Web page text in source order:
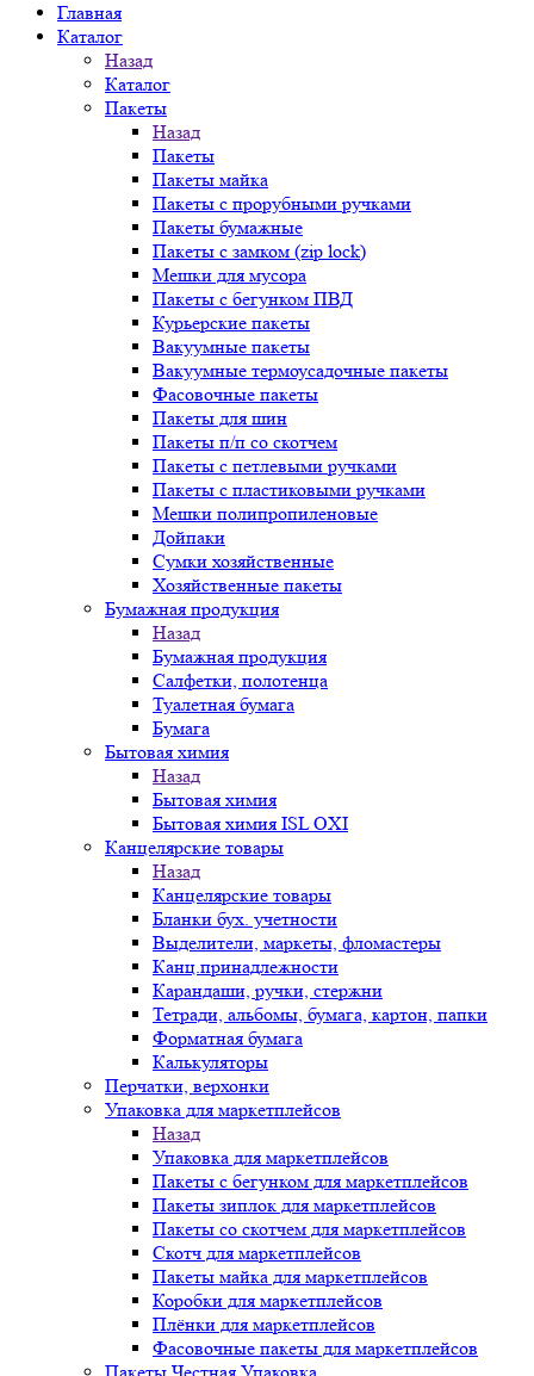
Главная
Каталог
Назад
Каталог
Пакеты
Назад
Пакеты
Пакеты майка
Пакеты с прорубными ручками
Пакеты бумажные
Пакеты с замком (zip lock)
Мешки для мусора
Пакеты с бегунком ПВД
Курьерские пакеты
Вакуумные пакеты
Вакуумные термоусадочные пакеты
Фасовочные пакеты
Пакеты для шин
Пакеты п/п со скотчем
Пакеты с петлевыми ручками
Пакеты с пластиковыми ручками
Мешки полипропиленовые
Дойпаки
Сумки хозяйственные
Хозяйственные пакеты
Бумажная продукция
Назад
Бумажная продукция
Салфетки, полотенца
Туалетная бумага
Бумага
Бытовая химия
Назад
Бытовая химия
Бытовая химия ISL OXI
Канцелярские товары
Назад
Канцелярские товары
Бланки бух. учетности
Выделители, маркеты, фломастеры
Канц.принадлежности
Карандаши, ручки, стержни
Тетради, альбомы, бумага, картон, папки
Форматная бумага
Калькуляторы
Перчатки, верхонки
Упаковка для маркетплейсов
Назад
Упаковка для маркетплейсов
Пакеты с бегунком для маркетплейсов
Пакеты зиплок для маркетплейсов
Пакеты со скотчем для маркетплейсов
Скотч для маркетплейсов
Пакеты майка для маркетплейсов
Коробки для маркетплейсов
Плёнки для маркетплейсов
Фасовочные пакеты для маркетплейсов